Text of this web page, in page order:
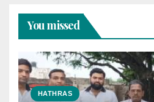
You missed
HATHRAS